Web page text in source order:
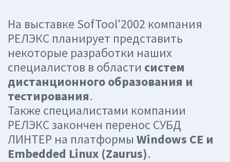
На выставке SofTool'2002 компания
РЕЛЭКС планирует представить
некоторые разработки наших
специалистов в области систем
дистанционного образования и
тестирования.
Также специалистами компании
РЕЛЭКС закончен перенос СУБД
ЛИНТЕР на платформы Windows CE и
Embedded Linux (Zaurus).